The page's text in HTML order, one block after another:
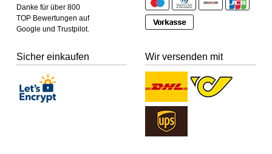
Danke für über 800
TOP Bewertungen auf
Google und Trustpilot.
Sicher einkaufen Wir versenden mit